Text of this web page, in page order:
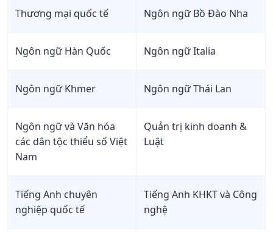
Thương mại quốc tế Ngôn ngữ Bồ Đào Nha
Ngôn ngữ Hàn Quốc Ngôn ngữ Italia
Ngôn ngữ Khmer Ngôn ngữ Thái Lan
Ngôn ngữ và Văn hóa
các dân tộc thiểu số Việt
Nam
Quản trị kinh doanh &
Luật
Tiếng Anh chuyên
nghiệp quốc tế
Tiếng Anh KHKT và Công
nghệ